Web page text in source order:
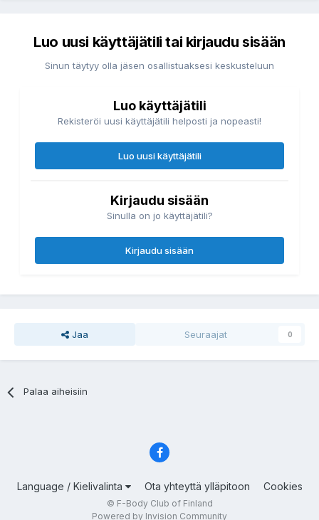
Luo uusi käyttäjätili tai kirjaudu sisään
Sinun täytyy olla jäsen osallistuaksesi keskusteluun
Luo käyttäjätili
Rekisteröi uusi käyttäjätili helposti ja nopeasti!
Luo uusi käyttäjätili
Kirjaudu sisään
Sinulla on jo käyttäjätili?
Kirjaudu sisään
Jaa Seuraajat 0
Palaa aiheisiin
Language / Kielivalinta Ota yhteyttä ylläpitoon Cookies
© F-Body Club of Finland
Powered by Invision Community